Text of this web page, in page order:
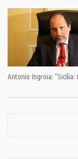
2. Grecia: no al
3. Cisgiordania:
4. USA: vento di bora
5. Macron arretra in